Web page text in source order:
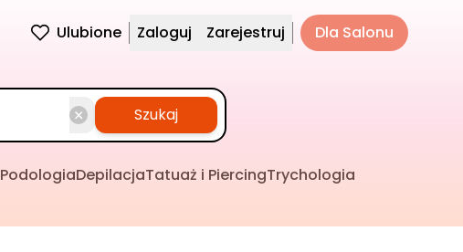
Ulubione Zaloguj Zarejestruj Dla Salonu
Szukaj
PodologiaDepilacjaTatuaż i PiercingTrychologia